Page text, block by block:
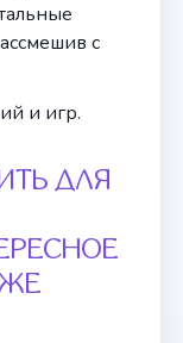
с
и игр.
ДЛЯ